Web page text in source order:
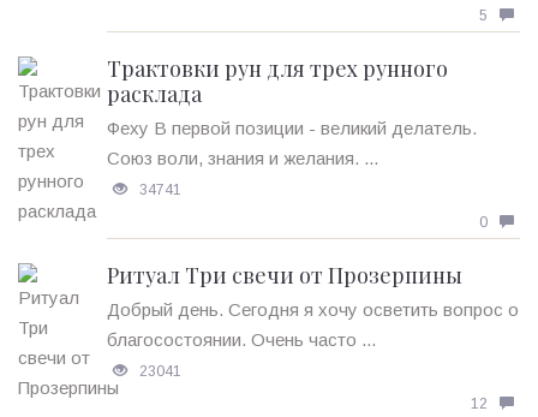
5
Трактовки рун для трех рунного
расклада
Феху В первой позиции - великий делатель.
Союз воли, знания и желания. ...
34741
0
Ритуал Три свечи от Прозерпины
Добрый день. Сегодня я хочу осветить вопрос о
благосостоянии. Очень часто ...
23041
12